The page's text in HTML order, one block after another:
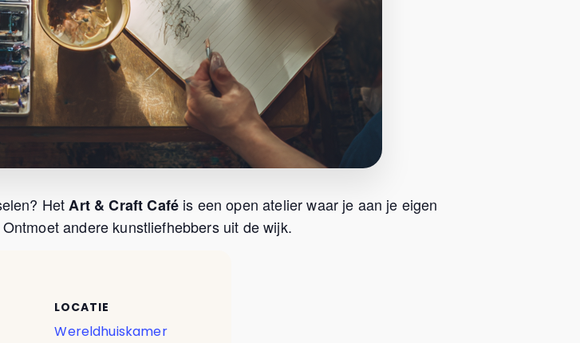
Het Art & Craft Caféis een open atelier waar je aan je eigen
andere kunstliefhebbers uit de wijk.
LOCATIE
Wereldhuiskamer